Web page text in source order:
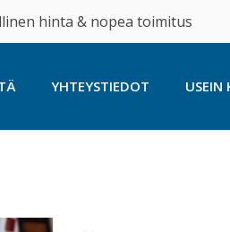
hinta & nopea toimitus
YHTEYSTIEDOT USEIN